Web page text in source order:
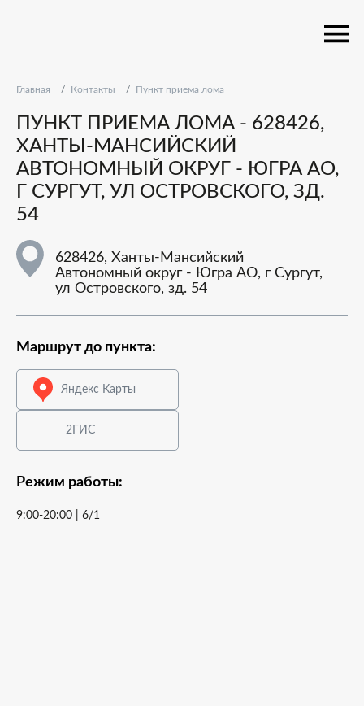
Главная Контакты Пункт приема лома
ПУНКТ ПРИЕМА ЛОМА - 628426,
ХАНТЫ-МАНСИЙСКИЙ
АВТОНОМНЫЙ ОКРУГ - ЮГРА АО,
Г СУРГУТ, УЛ ОСТРОВСКОГО, ЗД.
54
628426, Ханты-Мансийский
Автономный округ - Югра АО, г Сургут,
ул Островского, зд. 54
Маршрут до пункта:
Яндекс Карты
2ГИС
Режим работы:
9:00-20:00 | 6/1